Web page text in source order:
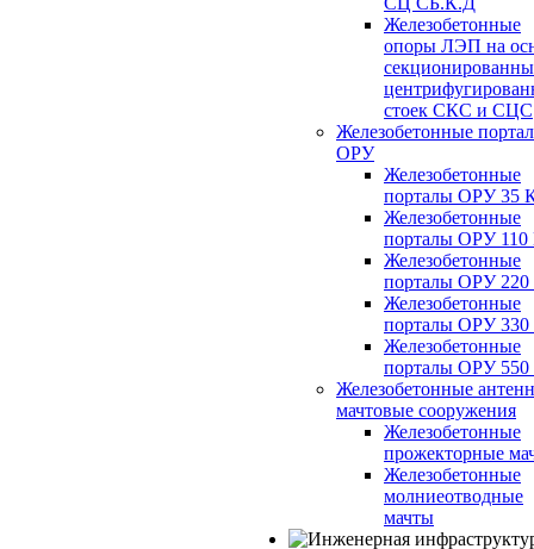
Железобетонные
опоры ЛЭП на
стоек СКС и СЦС
Железобетонные
ОРУ
Железобетонные
порталы ОРУ 35
Железобетонные
порталы ОРУ
Железобетонные
порталы ОРУ
Железобетонные
порталы ОРУ
Железобетонные
порталы ОРУ
Железобетонные
мачтовые сооружения
Железобетонные
прожекторные
Железобетонные
молниеотводные
мачты